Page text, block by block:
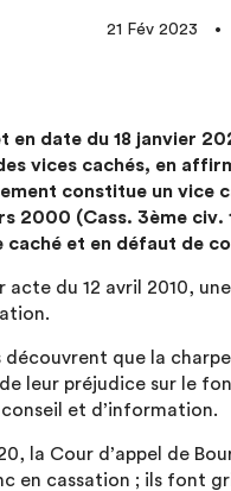
21 Fév 2023 •
en date du 18 janvier
vices cachés, en
constitue un vice
2000 (Cass. 3ème
caché et en défaut de
acte du 12 avril 2010,
découvrent que la
leur préjudice sur le
et d’information.
la Cour d’appel de
en cassation ; ils font